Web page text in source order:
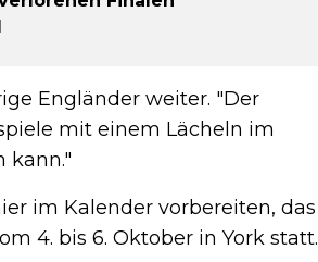
Engländer weiter. "Der
mit einem Lächeln im
kann."
im Kalender vorbereiten, das
4. bis 6. Oktober in York statt.